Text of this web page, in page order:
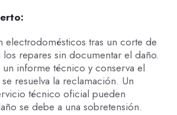
electrodomésticos tras un corte de
repares sin documentar el daño.
informe técnico y conserva el
resuelva la reclamación. Un
técnico oficial pueden
se debe a una sobretensión.